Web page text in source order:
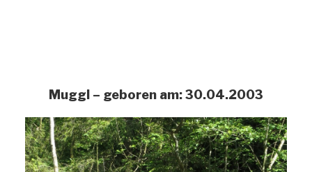
Muggl – geboren am: 30.04.2003